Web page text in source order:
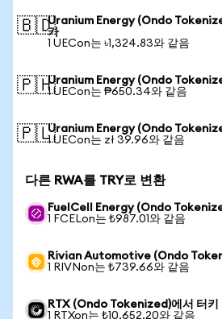
🇧🇩Uranium Energy (Ondo
카
1 UECon는 ৳1,324.83와 같음
🇵🇭Uranium Energy (Ondo
1 UECon는 ₱650.34와 같음
🇵🇱Uranium Energy (Ondo
1 UECon는 zł 39.96와 같음
다른 RWA를 TRY로 변환
FuelCell Energy (Ondo
1 FCELon는 ₺987.01와 같음
Rivian Automotive (Ondo
1 RIVNon는 ₺739.66와 같음
RTX (Ondo Tokenized)에서 터키
1 RTXon는 ₺10,652.20와 같음